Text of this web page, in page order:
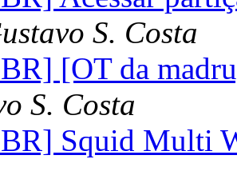
S. Costa
[OT da
S. Costa
Squid Multi